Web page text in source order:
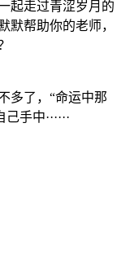
起走过青涩岁月的
默帮助你的老师，
多了，“命运中那
手中······